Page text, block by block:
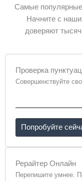
Самые
Начните с
доверяют
Проверка
Совершенствуйте
Попробуйте
Рерайтер Онлайн
Перепишите умнее.